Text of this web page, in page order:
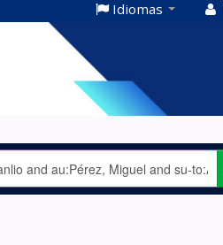
Idiomas